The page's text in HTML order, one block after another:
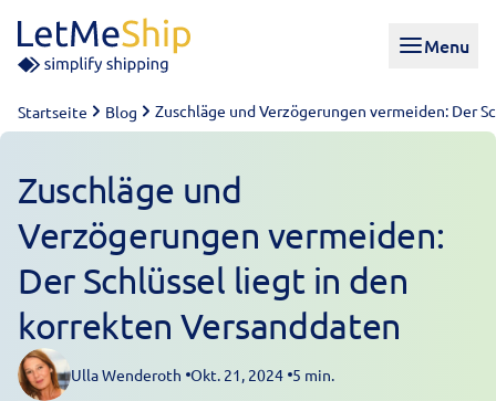
Menu
Startseite Blog Zuschläge und Verzögerungen vermeiden: Der
Zuschläge und
Verzögerungen vermeiden:
Der Schlüssel liegt in den
korrekten Versanddaten
Posted by
Ulla Wenderoth Okt. 21, 2024 5 min.